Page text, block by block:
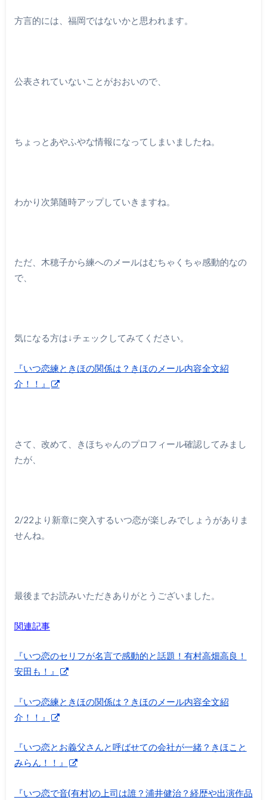
方言的には、福岡ではないかと思われます。
公表されていないことがおおいので、
ちょっとあやふやな情報になってしまいましたね。
わかり次第随時アップしていきますね。
ただ、木穂子から練へのメールはむちゃくちゃ感動的なの
で、
気になる方は↓チェックしてみてください。
『いつ恋練ときほの関係は？きほのメール内容全文紹
介！！』
さて、改めて、きほちゃんのプロフィール確認してみまし
たが、
2/22より新章に突入するいつ恋が楽しみでしょうがありま
せんね。
最後までお読みいただきありがとうございました。
関連記事
『いつ恋のセリフが名言で感動的と話題！有村高畑高良！
安田も！』
『いつ恋練ときほの関係は？きほのメール内容全文紹
介！！』
『いつ恋とお義父さんと呼ばせての会社が一緒？きほこと
みらん！！』
『いつ恋で音(有村)の上司は誰？浦井健治？経歴や出演作品